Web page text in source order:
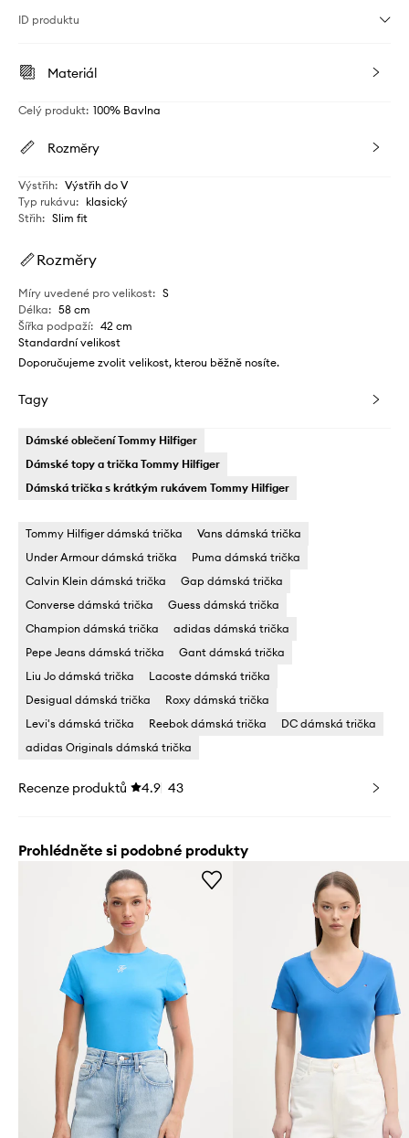
ID produktu
Materiál
Celý produkt: 100% Bavlna
Rozměry
Výstřih: Výstřih do V
Typ rukávu: klasický
Střih: Slim fit
Rozměry
Míry uvedené pro velikost: S
Délka: 58 cm
Šířka podpaží: 42 cm
Standardní velikost
Doporučujeme zvolit velikost, kterou běžně nosíte.
Tagy
Dámské oblečení Tommy Hilfiger
Dámské topy a trička Tommy Hilfiger
Dámská trička s krátkým rukávem Tommy Hilfiger
Tommy Hilfiger dámská trička
Vans dámská trička
Under Armour dámská trička
Puma dámská trička
Calvin Klein dámská trička
Gap dámská trička
Converse dámská trička
Guess dámská trička
Champion dámská trička
adidas dámská trička
Pepe Jeans dámská trička
Gant dámská trička
Liu Jo dámská trička
Lacoste dámská trička
Desigual dámská trička
Roxy dámská trička
Levi's dámská trička
Reebok dámská trička
DC dámská trička
adidas Originals dámská trička
Recenze produktů 4.9 43
Prohlédněte si podobné produkty